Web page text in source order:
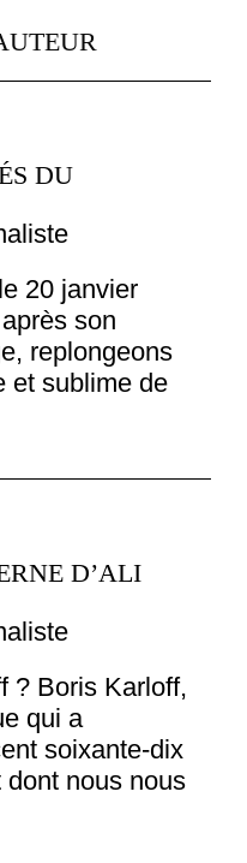
DU
20 janvier
son
replongeons
et sublime de
D’ALI
? Boris Karloff,
qui a
soixante-dix
dont nous nous